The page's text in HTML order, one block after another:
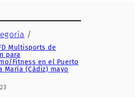
/
Multisports de
para
Fitness en el Puerto
María (Cádiz) mayo